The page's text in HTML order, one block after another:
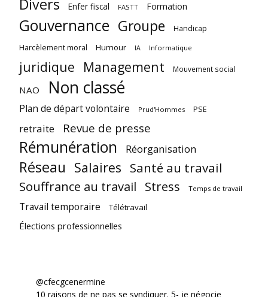
Divers Enfer fiscal FASTT Formation
Gouvernance Groupe Handicap
Harcèlement moral Humour IA Informatique
juridique Management Mouvement social
NAO Non classé
Plan de départ volontaire Prud'Hommes PSE
retraite Revue de presse
Rémunération Réorganisation
Réseau Salaires Santé au travail
Souffrance au travail Stress Temps de travail
Travail temporaire Télétravail
Élections professionnelles
@cfecgcenermine
10 raisons de ne pas se syndiquer. 5- je négocie